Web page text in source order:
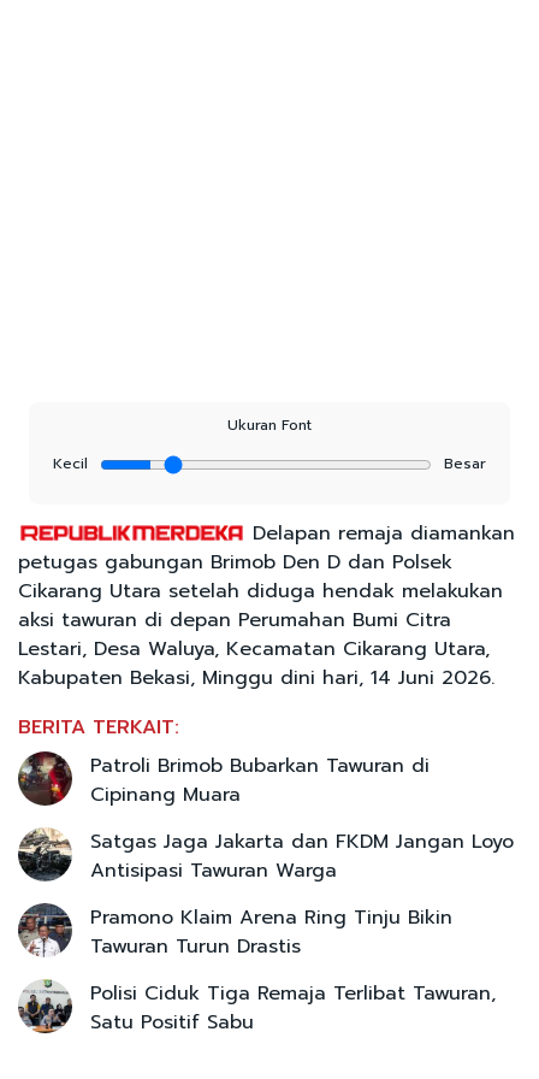
Ukuran Font
Kecil
Besar
Delapan remaja diamankan
petugas gabungan Brimob Den D dan Polsek
Cikarang Utara setelah diduga hendak melakukan
aksi tawuran di depan Perumahan Bumi Citra
Lestari, Desa Waluya, Kecamatan Cikarang Utara,
Kabupaten Bekasi, Minggu dini hari, 14 Juni 2026.
BERITA TERKAIT:
Patroli Brimob Bubarkan Tawuran di
Cipinang Muara
Satgas Jaga Jakarta dan FKDM Jangan Loyo
Antisipasi Tawuran Warga
Pramono Klaim Arena Ring Tinju Bikin
Tawuran Turun Drastis
Polisi Ciduk Tiga Remaja Terlibat Tawuran,
Satu Positif Sabu